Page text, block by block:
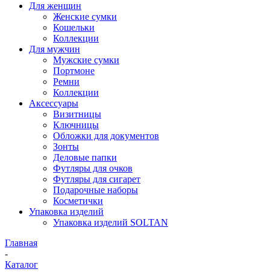
Для женщин
Женские сумки
Кошельки
Коллекции
Для мужчин
Мужские сумки
Портмоне
Ремни
Коллекции
Аксессуары
Визитницы
Ключницы
Обложки для документов
Зонты
Деловые папки
Футляры для очков
Футляры для сигарет
Подарочные наборы
Косметички
Упаковка изделий
Упаковка изделий SOLTAN
Главная
-
Каталог